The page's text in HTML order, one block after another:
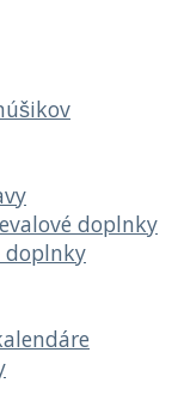
doplnky
doplnky